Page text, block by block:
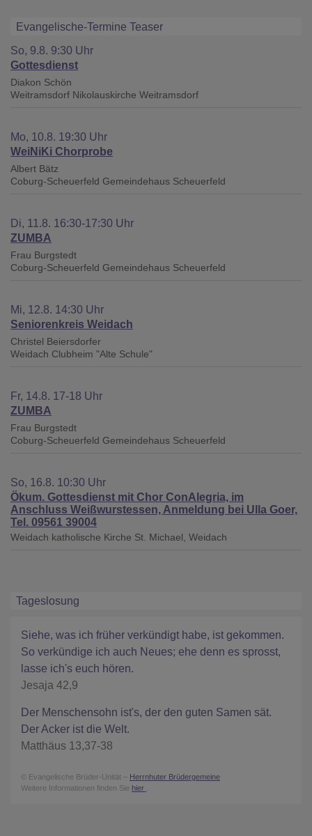
Evangelische-Termine Teaser
So, 9.8. 9:30 Uhr
Gottesdienst
Diakon Schön
Weitramsdorf Nikolauskirche Weitramsdorf
Mo, 10.8. 19:30 Uhr
WeiNiKi Chorprobe
Albert Bätz
Coburg-Scheuerfeld Gemeindehaus Scheuerfeld
Di, 11.8. 16:30-17:30 Uhr
ZUMBA
Frau Burgstedt
Coburg-Scheuerfeld Gemeindehaus Scheuerfeld
Mi, 12.8. 14:30 Uhr
Seniorenkreis Weidach
Christel Beiersdorfer
Weidach Clubheim "Alte Schule"
Fr, 14.8. 17-18 Uhr
ZUMBA
Frau Burgstedt
Coburg-Scheuerfeld Gemeindehaus Scheuerfeld
So, 16.8. 10:30 Uhr
Ökum. Gottesdienst mit Chor ConAlegria, im
Anschluss Weißwurstessen, Anmeldung bei Ulla Goer,
Tel. 09561 39004
Weidach katholische Kirche St. Michael, Weidach
Tageslosung
Siehe, was ich früher verkündigt habe, ist gekommen.
So verkündige ich auch Neues; ehe denn es sprosst,
lasse ich's euch hören.
Jesaja 42,9
Der Menschensohn ist's, der den guten Samen sät.
Der Acker ist die Welt.
Matthäus 13,37-38
© Evangelische Brüder-Unität – Herrnhuter Brüdergemeine
Weitere Informationen finden Sie hier